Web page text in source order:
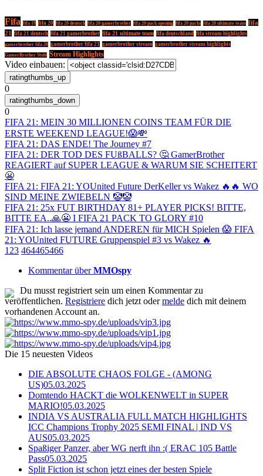
Fifa fifa 19 fifa 20 fifa 20 deutsch fifa 20 gamerbrother fifa 20 pack opening fifa 20 packs fifa 20 ultimate team fifa
21 fifa 21 deutsch fifa 21 gamerbrother fifa 21 ultimate team fifa deutschland fifa stream highlights
gamerbrother fifa 20 gamerbrother fifa 21 gamerbrother stream gamerbrother stream highlights
GamerBrother Stuhl Stream Highlights
Video einbauen:
0
0
FIFA 21: MEIN 30 MILLIONEN COINS TEAM FÜR DIE
ERSTE WEEKEND LEAGUE!😱💸
FIFA 21: DAS ENDE! The Journey #7
FIFA 21: DER TOD DES FUßBALLS? 🤔 GamerBrother
REAGIERT auf SUPER LEAGUE & WARUM SIE SCHEITERT
😬
FIFA 21: FIFA 21: YOUnited Future DerKeller vs Wakez 🔥🔥 WO
SIND MEINE ZWIEBELN 🤡🤡
FIFA 21: 25x FUT BIRTHDAY 81+ PLAYER PICKS! BITTE,
BITTE EA..🙏😬 I FIFA 21 PACK TO GLORY #10
FIFA 21: Ich lasse jemand ANDEREN für MICH Spielen 😱 FIFA
21: YOUnited FUTURE Gruppenspiel #3 vs Wakez 🔥
1 23 464465466
Kommentar überMMOspy
Du musst registriert sein um einen Kommentar zu
veröffentlichen. Registriere dich jetzt odermelde dich mit deinem
vorhandenen Account an.
Die 15 neuesten Videos
DIE ABSOLUTE CHAOS FOLGE - (AMONG
US)05.03.2025
Domtendo HACKT die WOLKENWELT in SUPER
MARIO!05.03.2025
INDIA VS AUSTRALIA FULL MATCH HIGHLIGHTS
ICC Champions Trophy 2025 SEMI FINAL | IND VS
AUS05.03.2025
Spaßiger Panzer, aber WG nerft ihn :( ERAC 105 Battle
Pass05.03.2025
Split Fiction ist schon jetzt eines der besten Spiele